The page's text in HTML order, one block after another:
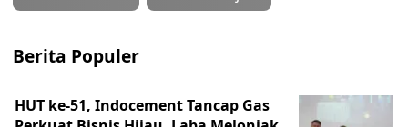
Berita Populer
HUT ke-51, Indocement Tancap Gas